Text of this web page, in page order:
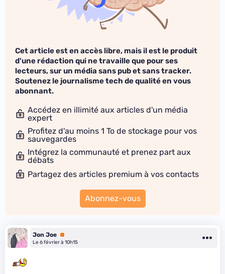
Cet article est en accès libre, mais il est le produit
d'une rédaction qui ne travaille que pour ses
lecteurs, sur un média sans pub et sans tracker.
Soutenez le journalisme tech de qualité en vous
abonnant.
Accédez en illimité aux articles d'un média
expert
Profitez d'au moins 1 To de stockage pour vos
sauvegardes
Intégrez la communauté et prenez part aux
débats
Partagez des articles premium à vos contacts
Abonnez-vous
Jon Joe Premium
Le 6 février à 10h15